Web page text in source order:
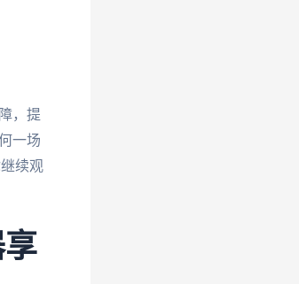
，提
一场
续观